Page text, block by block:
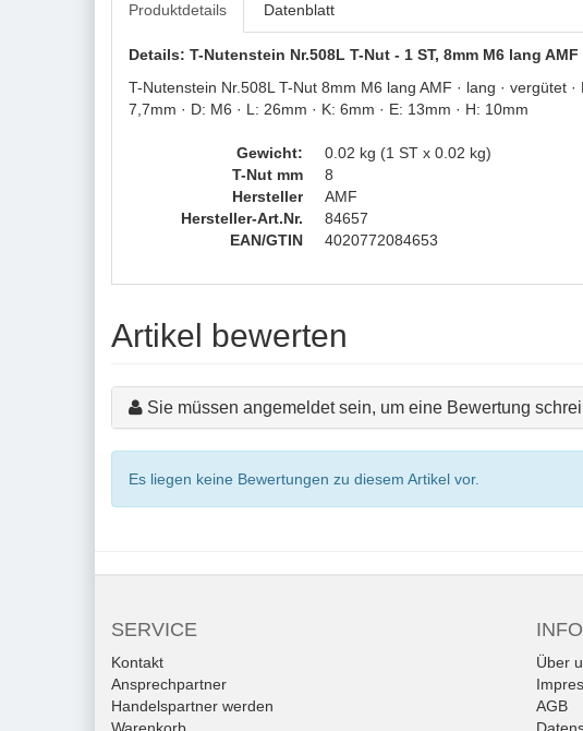
Produktdetails Datenblatt
Details: T-Nutenstein Nr.508L T-Nut - 1 ST, 8mm M6 lang AMF
T-Nutenstein Nr.508L T-Nut 8mm M6 lang AMF · lang · vergütet
7,7mm · D: M6 · L: 26mm · K: 6mm · E: 13mm · H: 10mm
Gewicht:
0.02 kg (1 ST x 0.02 kg)
T-Nut mm
8
Hersteller
AMF
Hersteller-Art.Nr.
84657
EAN/GTIN
4020772084653
Artikel bewerten
Sie müssen angemeldet sein, um eine Bewertung
Es liegen keine Bewertungen zu diesem Artikel vor.
SERVICE
Kontakt
Ansprechpartner
Handelspartner werden
Über
AGB